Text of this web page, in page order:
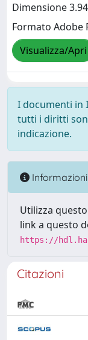
Dimensione
Formato Adobe
Visualizza/Apri
I documenti in
tutti i diritti
indicazione.
Informazioni
Utilizza
link a questo
https://
Citazioni